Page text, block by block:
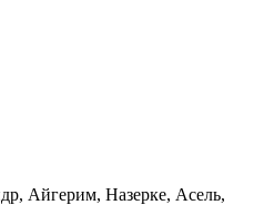
Айгерим, Назерке, Асель,